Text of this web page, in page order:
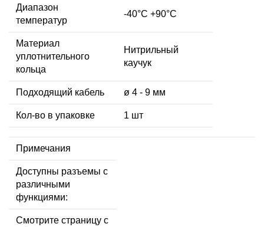
Диапазон
температур
-40°C +90°C
Материал
уплотнительного
кольца
Нитрильный
каучук
Подходящий кабель ø 4 - 9 мм
Кол-во в упаковке 1 шт
Примечания
Доступны разъемы с
различными
функциями:
Смотрите страницу с